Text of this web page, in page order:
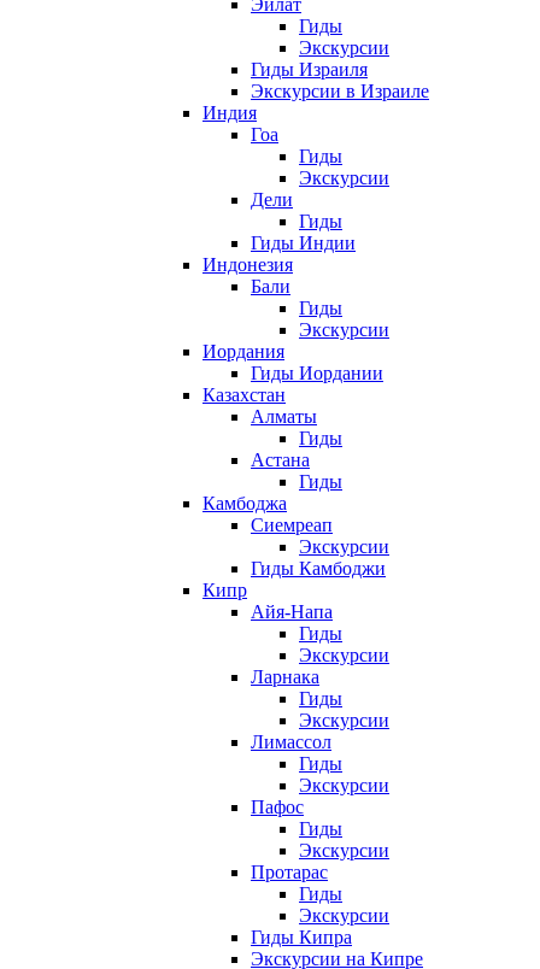
Эйлат
Гиды
Экскурсии
Гиды Израиля
Экскурсии в Израиле
Индия
Гоа
Гиды
Экскурсии
Дели
Гиды
Гиды Индии
Индонезия
Бали
Гиды
Экскурсии
Иордания
Гиды Иордании
Казахстан
Алматы
Гиды
Астана
Гиды
Камбоджа
Сиемреап
Экскурсии
Гиды Камбоджи
Кипр
Айя-Напа
Гиды
Экскурсии
Ларнака
Гиды
Экскурсии
Лимассол
Гиды
Экскурсии
Пафос
Гиды
Экскурсии
Протарас
Гиды
Экскурсии
Гиды Кипра
Экскурсии на Кипре